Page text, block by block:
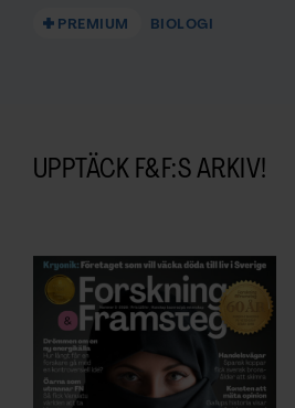
PREMIUM BIOLOGI
UPPTÄCK F&F:S ARKIV!